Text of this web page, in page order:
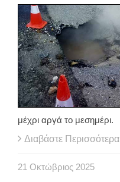
μέχρι αργά το μεσημέρι.
Διαβάστε Περισσότερα
21 Οκτώβριος 2025